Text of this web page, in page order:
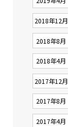
2018年12月
2018年8月
2018年4月
2017年12月
2017年8月
2017年4月